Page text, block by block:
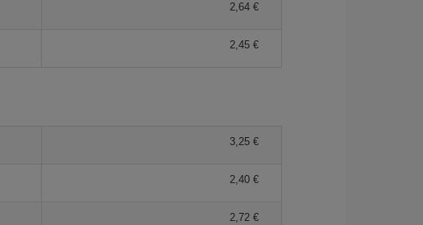
2,64 €
2,45 €
3,25 €
2,40 €
2,72 €